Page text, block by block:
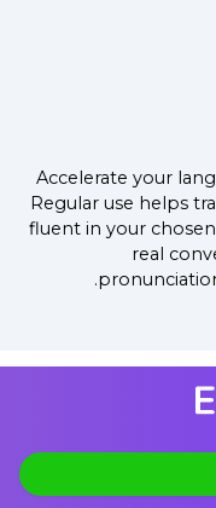
Accelerate your
Regular use helps
fluent in your
real